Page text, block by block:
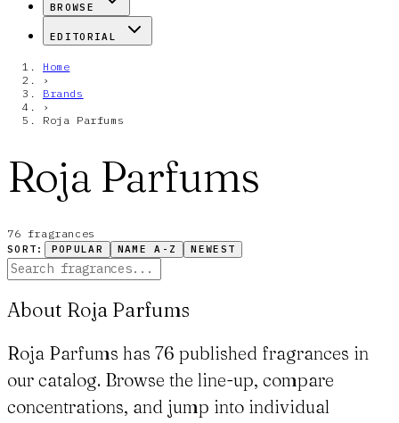
BROWSE
EDITORIAL
Home
›
Brands
›
Roja Parfums
Roja Parfums
76 fragrances
SORT: POPULAR NAME A-Z NEWEST
About Roja Parfums
Roja Parfums has 76 published fragrances in
our catalog. Browse the line-up, compare
concentrations, and jump into individual